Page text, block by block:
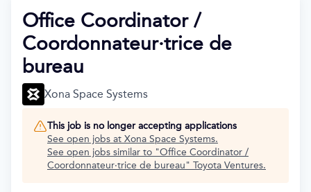
Office Coordinator /
Coordonnateur·trice de
bureau
Xona Space Systems
This job is no longer accepting applications
See open jobs at Xona Space Systems.
See open jobs similar to "Office Coordinator /
Coordonnateur·trice de bureau" Toyota Ventures.